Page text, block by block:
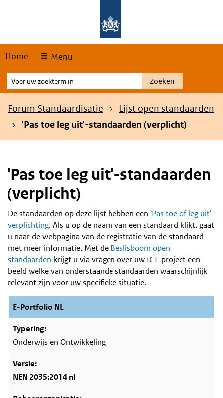
Home Menu
Voer
uw
zoekterm
Zoeken
Kruimelpad
Forum Standaardisatie
Lijst open standaarden
'Pas toe leg uit'-standaarden (verplicht)
'Pas toe leg uit'-standaarden
(verplicht)
Content
De standaarden op deze lijst hebben een 'Pas toe of leg uit'-
verplichting. Als u op de naam van een standaard klikt, gaat
u naar de webpagina van de registratie van de standaard
met meer informatie. Met de Beslisboom open
standaarden krijgt u via vragen over uw ICT-project een
beeld welke van onderstaande standaarden waarschijnlijk
relevant zijn voor uw specifieke situatie.
E-Portfolio NL
Onderwijs en Ontwikkeling
NEN 2035:2014 nl